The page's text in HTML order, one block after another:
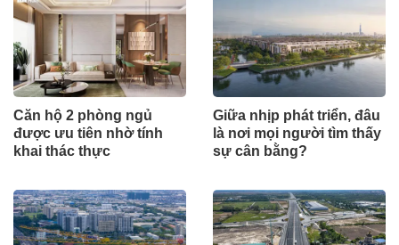
Căn hộ 2 phòng ngủ
được ưu tiên nhờ tính
khai thác thực
Giữa nhịp phát triển, đâu
là nơi mọi người tìm thấy
sự cân bằng?